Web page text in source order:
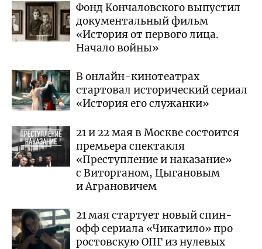
Фонд Кончаловского выпустил
документальный фильм
«История от первого лица.
Начало войны»
В онлайн-кинотеатрах
стартовал исторический сериал
«История его служанки»
21 и 22 мая в Москве состоится
премьера спектакля
«Преступление и наказание»
с Виторганом, Цыгановым
и Аграновичем
21 мая стартует новый спин-
офф сериала «Чикатило» про
ростовскую ОПГ из нулевых